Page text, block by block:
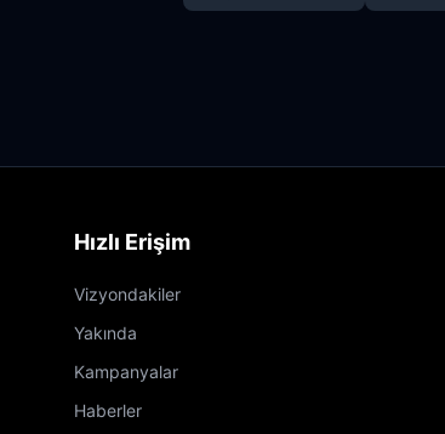
Hızlı Erişim
Vizyondakiler
Yakında
Kampanyalar
Haberler